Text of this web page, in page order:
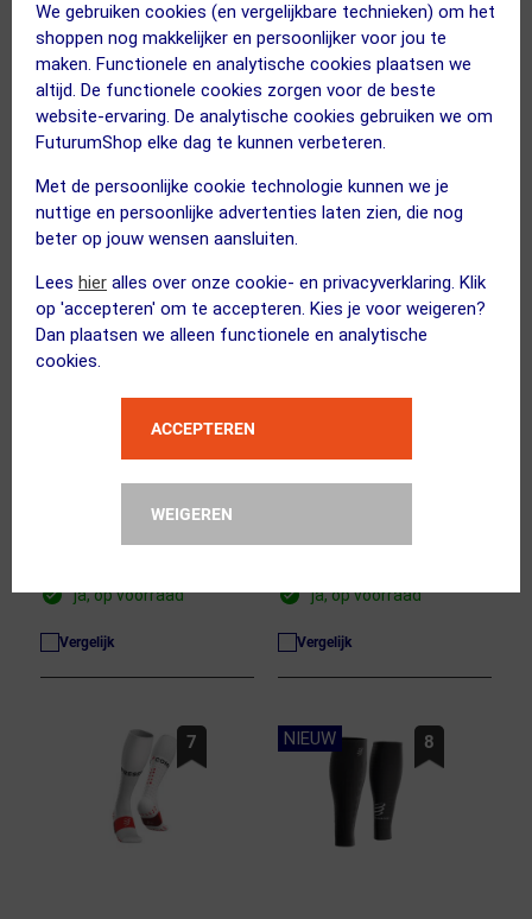
We gebruiken cookies (en vergelijkbare technieken) om het
shoppen nog makkelijker en persoonlijker voor jou te
maken. Functionele en analytische cookies plaatsen we
altijd. De functionele cookies zorgen voor de beste
website-ervaring. De analytische cookies gebruiken we om
FuturumShop elke dag te kunnen verbeteren.
Met de persoonlijke cookie technologie kunnen we je
nuttige en persoonlijke advertenties laten zien, die nog
beter op jouw wensen aansluiten.
Lees hier alles over onze cookie- en privacyverklaring. Klik
op 'accepteren' om te accepteren. Kies je voor weigeren?
Dan plaatsen we alleen functionele en analytische
cookies.
ACCEPTEREN
WEIGEREN
ja, op voorraad
Vergelijk
ja, op voorraad
Vergelijk
5
COMPRESSPORT
ja, op voorraad
Vergelijk
6
50.00
ja, op voorraad
Vergelijk
7 NIEUW 8